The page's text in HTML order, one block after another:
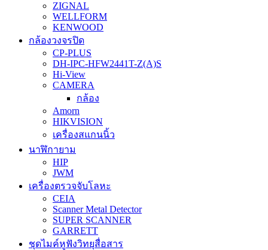
ZIGNAL
WELLFORM
KENWOOD
กล้องวงจรปิด
CP-PLUS
DH-IPC-HFW2441T-Z(A)S
Hi-View
CAMERA
กล้อง
Amorn
HIKVISION
เครื่องสแกนนิ้ว
นาฬิกายาม
HIP
JWM
เครื่องตรวจจับโลหะ
CEIA
Scanner Metal Detector
SUPER SCANNER
GARRETT
ชุดไมค์หูฟังวิทยุสื่อสาร